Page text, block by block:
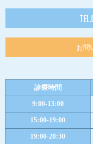
TEL.
お問
診療時間
9:00-13:00
15:00-19:00
19:00-20:30